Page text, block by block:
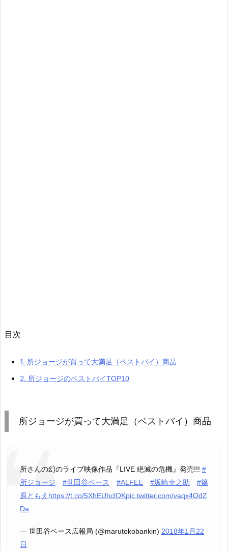
目次
1. 所ジョージが買って大満足（ベストバイ）商品
2. 所ジョージのベストバイTOP10
所ジョージが買って大満足（ベストバイ）商品
所さんの幻のライブ映像作品『LIVE 絶滅の危機』発売!!! #
所ジョージ
#世田谷ベース #ALFEE #坂崎幸之助
#篠
原ともえ https://t.co/5XhEUhclOKpic.twitter.com/vaqx4OdZ
Da
— 世田谷ベース広報局 (@marutokobankin) 2018年1月22
日